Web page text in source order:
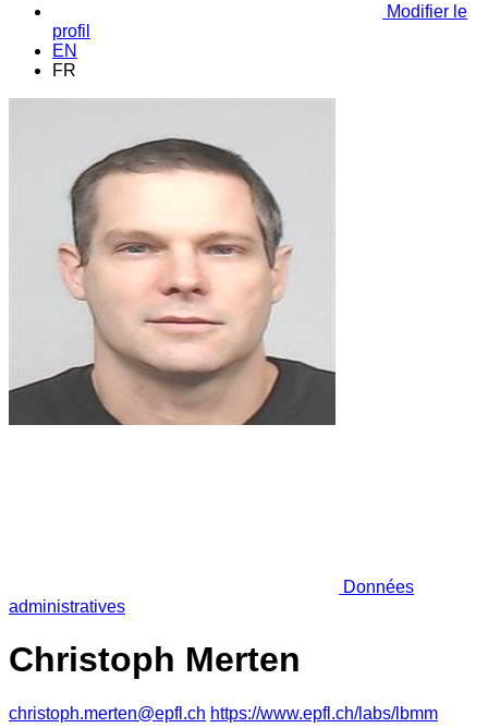
Modifier le
profil
EN
FR
Données
administratives
Christoph Merten
christoph.merten@epfl.ch https://www.epfl.ch/labs/lbmm